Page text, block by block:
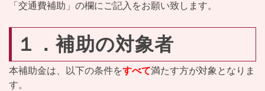
「交通費補助」の欄にご記入をお願い致します。
１．補助の対象者
本補助金は、以下の条件をすべて満たす方が対象となりま
す。